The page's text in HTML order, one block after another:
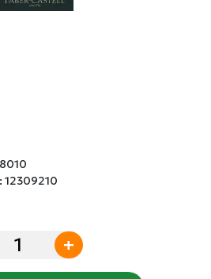
12309210
+